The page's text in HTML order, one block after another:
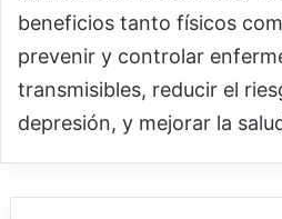
beneficios tanto físicos
prevenir y controlar
transmisibles, reducir el
depresión, y mejorar la